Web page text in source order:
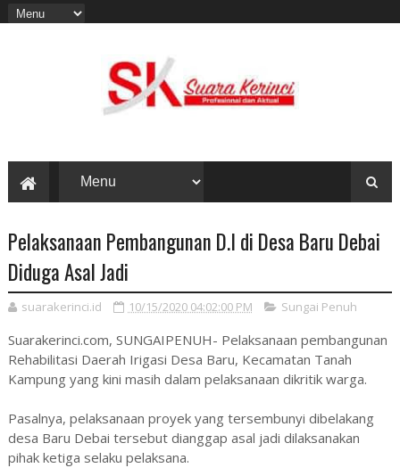
Pelaksanaan Pembangunan D.I di Desa Baru Debai
Diduga Asal Jadi
suarakerinci.id 10/15/2020 04:02:00 PM Sungai Penuh
Suarakerinci.com, SUNGAIPENUH- Pelaksanaan pembangunan
Rehabilitasi Daerah Irigasi Desa Baru, Kecamatan Tanah
Kampung yang kini masih dalam pelaksanaan dikritik warga.
Pasalnya, pelaksanaan proyek yang tersembunyi dibelakang
desa Baru Debai tersebut dianggap asal jadi dilaksanakan
pihak ketiga selaku pelaksana.